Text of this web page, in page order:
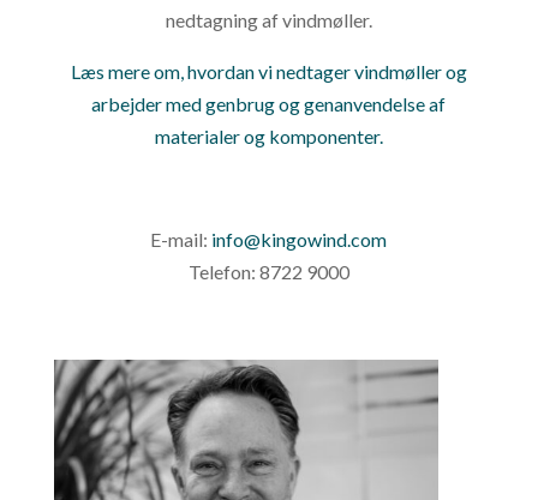
nedtagning af vindmøller.
Læs mere om, hvordan vi nedtager vindmøller og
arbejder med genbrug og genanvendelse af
materialer og komponenter.
E-mail: info@kingowind.com
Telefon: 8722 9000